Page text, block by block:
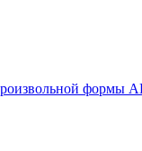
формы